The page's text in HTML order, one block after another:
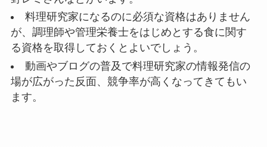
料理研究家になるのに必須な資格はありません
が、調理師や管理栄養士をはじめとする食に関す
る資格を取得しておくとよいでしょう。
動画やブログの普及で料理研究家の情報発信の
場が広がった反面、競争率が高くなってきてもい
ます。